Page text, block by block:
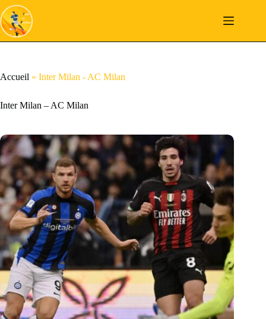
Passer
au
contenu
Accueil » Inter Milan - AC Milan
Inter Milan – AC Milan